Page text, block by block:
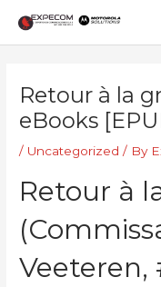
content
Retour à la
eBooks
/ Uncategorized / By
Retour à
Veeteren,